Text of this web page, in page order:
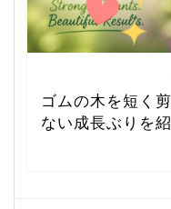
ゴムの木を短く
ない成長ぶりを